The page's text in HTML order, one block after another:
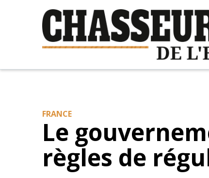
FRANCE
Le
règles de